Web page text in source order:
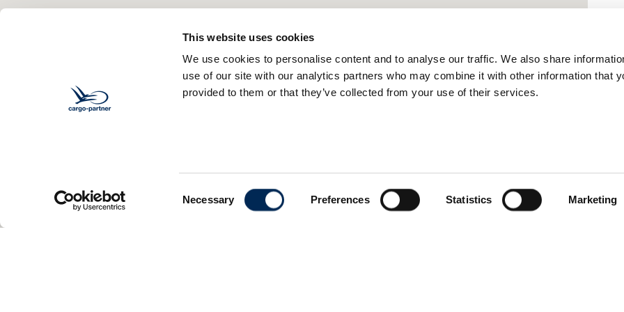
This website uses cookies
We use cookies to personalise content and to analyse our traffic. We also share
use of our site with our analytics partners who may combine it with other information that
provided to them or that they’ve collected from your use of their services.
Necessary Preferences Statistics Marketing